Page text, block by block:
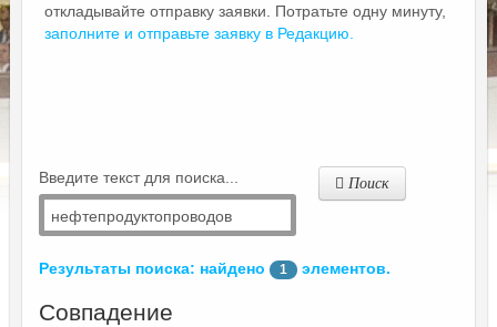
откладывайте отправку заявки. Потратьте одну минуту,
заполните и отправьте заявку в Редакцию.
Введите текст для поиска... Поиск
Результаты поиска: найдено 1 элементов.
Совпадение